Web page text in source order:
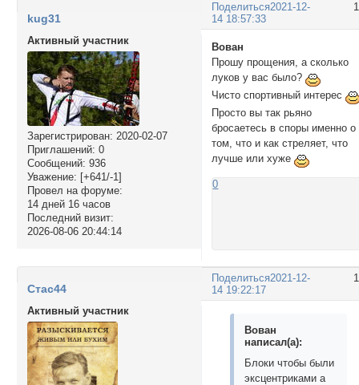
Поделиться2021-12-
14 18:57:33
kug31
Активный участник
Зарегистрирован: 2020-02-07
Приглашений: 0
Сообщений: 936
Уважение: [+641/-1]
Провел на форуме:
14 дней 16 часов
Последний визит:
2026-08-06 20:44:14
Вован
Прошу прощения, а сколько
луков у вас было?
Чисто спортивный интерес
Просто вы так рьяно
бросаетесь в споры именно о
том, что и как стреляет, что
лучше или хуже
0
Поделиться2021-12-
14 19:22:17
Стас44
Активный участник
Вован
написал(а):
Блоки чтобы были
эксцентриками а